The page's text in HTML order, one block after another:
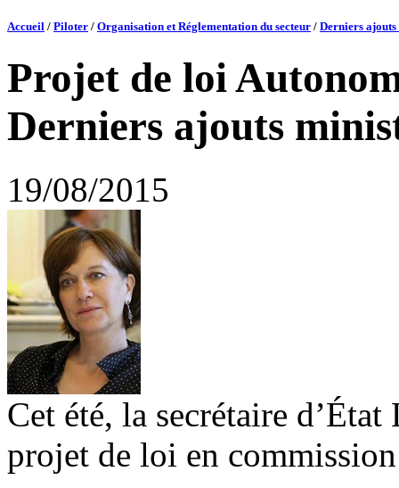
Accueil / Piloter / Organisation et Réglementation du secteur / Derniers
Projet de loi
Derniers ajouts
19/08/2015
Cet été, la secrétaire
projet de loi en